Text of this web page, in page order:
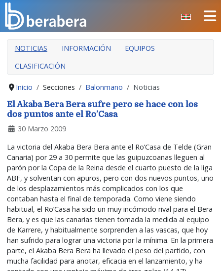
CERRAR
INICIO
CLUB
MANTEO
SECCIONES
EVENTOS
PREVENCIÓN DE LA VIOLENCIA
BERA BERA IZARRAK
NOTICIAS INFORMACIÓN
EQUIPOS
CLASIFICACIÓN
Inicio Secciones Balonmano
Noticias
El Akaba Bera Bera sufre pero se hace con los
dos puntos ante el Ro’Casa
30 Marzo 2009
La victoria del Akaba Bera Bera ante el Ro’Casa de Telde (Gran
Canaria) por 29 a 30 permite que las guipuzcoanas lleguen al
parón por la Copa de la Reina desde el cuarto puesto de la liga
ABF, y solventan con apuros, pero con dos nuevos puntos, uno
de los desplazamientos más complicados con los que
contaban hasta el final de temporada. Como viene siendo
habitual, el Ro’Casa ha sido un muy incómodo rival para el Bera
Bera, y es que las canarias tienen tomada la medida al equipo
de Karrere, y habitualmente sorprenden a las vascas, que hoy
han sufrido para lograr una victoria por la mínima. En la primera
parte, el Akaba Bera Bera ha llevado el peso del partido, con
mucha facilidad para anotar, eficacia en el lanzamiento, y ha